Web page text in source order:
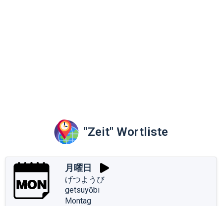
"Zeit" Wortliste
月曜日
げつようび
getsuyōbi
Montag